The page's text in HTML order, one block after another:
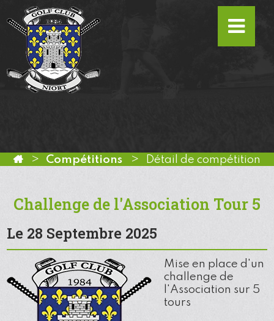
Compétitions Détail de compétition
Challenge de l'Association Tour 5
Le 28 Septembre 2025
Mise en place d'un
challenge de
l'Association sur 5
tours